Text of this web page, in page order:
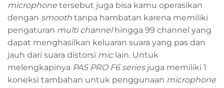
microphone tersebut juga bisa kamu operasikan
dengan smooth tanpa hambatan karena memiliki
pengaturan multi channelhingga 99 channel yang
dapat menghasilkan keluaran suara yang pas dan
jauh dari suara distorsi mic lain. Untuk
melengkapinya PAS PRO F6 seriesjuga memiliki 1
koneksi tambahan untuk penggunaan microphone